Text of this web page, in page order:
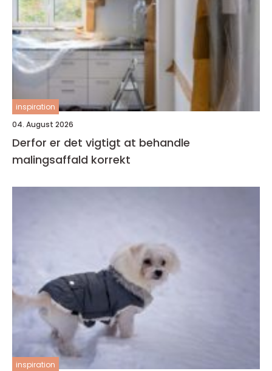
inspiration
04. August 2026
Derfor er det vigtigt at behandle
malingsaffald korrekt
inspiration